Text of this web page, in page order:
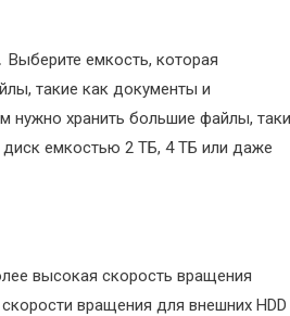
емкость, которая
такие как документы и
нужно хранить большие файлы,
емкостью 2 ТБ, 4 ТБ или даже
высокая скорость вращения
вращения для внешних